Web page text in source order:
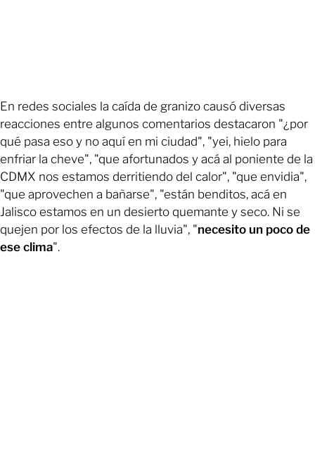
En redes sociales la caída de granizo causó diversas
reacciones entre algunos comentarios destacaron "¿por
qué pasa eso y no aquí en mi ciudad", "yei, hielo para
enfriar la cheve", "que afortunados y acá al poniente de la
CDMX nos estamos derritiendo del calor", "que envidia",
"que aprovechen a bañarse", "están benditos, acá en
Jalisco estamos en un desierto quemante y seco. Ni se
quejen por los efectos de la lluvia", "necesito un poco de
ese clima".